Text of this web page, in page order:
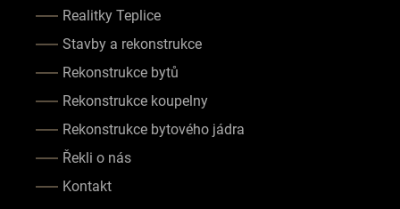
Realitky Teplice
Stavby a rekonstrukce
Rekonstrukce bytů
Rekonstrukce koupelny
Rekonstrukce bytového jádra
Řekli o nás
Kontakt